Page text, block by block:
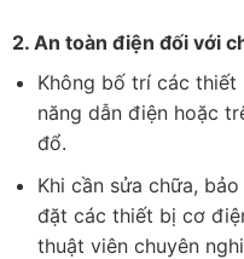
2. An toàn điện đối với
Không bố trí các
năng dẫn điện hoặc
đổ.
Khi cần sửa chữa,
đặt các thiết bị cơ
thuật viên chuyên